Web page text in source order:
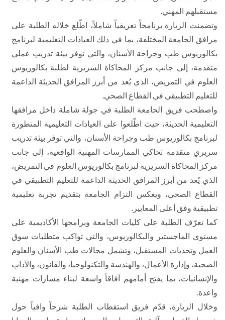
مستقبلهم المهني.
وتضمنت الزيارة برنامجاً تعريفياً شاملاً، اطّلع خلاله الطلبة على
مرافق الجامعة المختلفة، بما في ذلك العيادات التعليمية لبرنامج
بكالوريوس طب وجراحة الأسنان، والتي توفر بيئة تدريب عملي
متقدمة، إلى جانب مركز المحاكاة السريرية لطلبة بكالوريوس
العلوم في التمريض، الذي يُعد من أبرز المرافق الحديثة الداعمة
للتعليم التطبيقي في القطاع الصحي.
واصطحب فريق الجامعة الطلبة في جولة شاملة داخل مرافقها
التعليمية الحديثة، حيث اطّلعوا على العيادات التعليمية المتطورة
لبرنامج بكالوريوس طب وجراحة الأسنان، والتي توفر بيئة تدريب
سريري متقدمة تحاكي الممارسات المهنية الواقعية، إلى جانب
مركز المحاكاة السريرية لبرنامج بكالوريوس العلوم في التمريض،
الذي يُعد من أبرز المرافق الحديثة الداعمة للتعليم التطبيقي في
القطاع الصحي، ويعكس التزام الجامعة بتقديم تجربة تعليمية
تطبيقية وفق أعلى المعايير.
كما تعرّف الطلبة على كليات الجامعة وبرامجها الأكاديمية على
مستوى الماجستير والبكالوريوس، والتي تواكب متطلبات سوق
العمل وتحديات المستقبل، وتشمل مجالات طب الأسنان والعلوم
الصحية، وإدارة الأعمال، والهندسة والتكنولوجيا، والقانون، والآداب
والإنسانيات، بما يفتح أمامهم آفاقاً واسعة لبناء مسارات مهنية
واعدة.
وخلال الزيارة، قدّم فريق استقطاب الطلبة شرحاً وافياً حول